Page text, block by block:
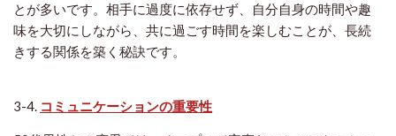
とが多いです。相手に過度に依存せず、自分自身の時間や趣
味を大切にしながら、共に過ごす時間を楽しむことが、長続
きする関係を築く秘訣です。
3-4. コミュニケーションの重要性